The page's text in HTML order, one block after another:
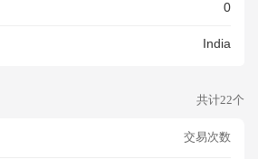
N SHIPMENT. GLN NO.: 0681
2ND NOTIFY:DAMCO DISTRI
B5 BUSINESS NUMBER:8786
0
India
共计22个
交易次数